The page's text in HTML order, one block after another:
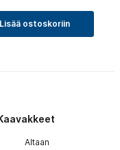
Lisää ostoskoriin
Altaan